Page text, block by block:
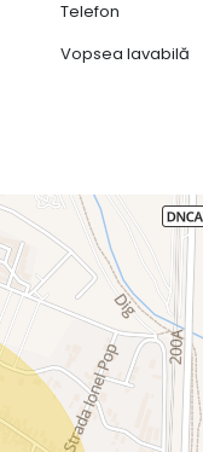
Telefon
Vopsea lavabilă